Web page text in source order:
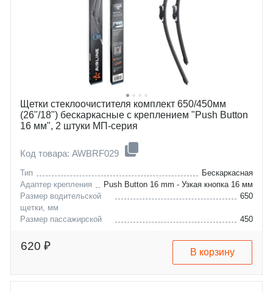
Щетки стеклоочистителя комплект 650/450мм
(26"/18") бескаркасные с креплением "Push Button
16 мм", 2 штуки МП-серия
Код товара: AWBRF029
Тип
Бескаркасная
Адаптер крепления
Push Button 16 mm - Узкая кнопка 16 мм
Размер водительской
щетки, мм
650
Размер пассажирской
450
alfa-romeo
stelvio
arona
skoda
ateca
620 ₽ В корзину